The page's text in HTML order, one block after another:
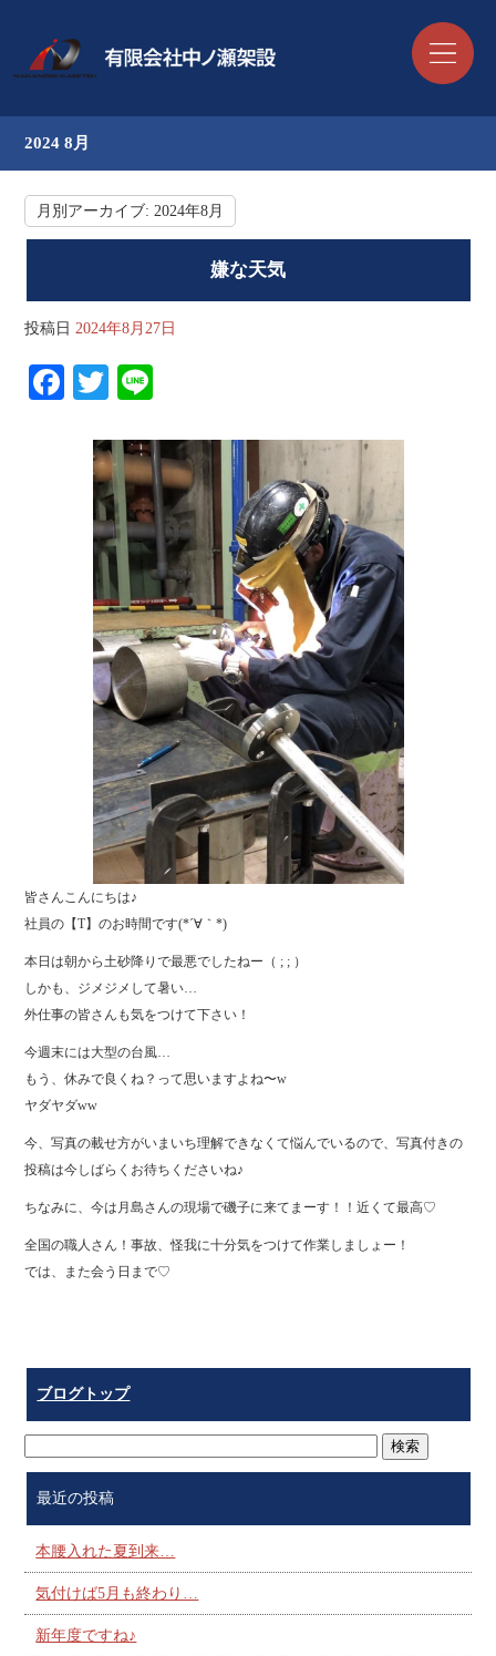
2024 8月
月別アーカイブ:2024年8月
嫌な天気
投稿日 2024年8月27日
Fa
bo
ok
T
tte
r
皆さんこんにちは♪
社員の【T】のお時間です(*´∀｀*)
本日は朝から土砂降りで最悪でしたねー（ ; ; ）
しかも、ジメジメして暑い…
外仕事の皆さんも気をつけて下さい！
今週末には大型の台風…
もう、休みで良くね？って思いますよね〜w
ヤダヤダww
今、写真の載せ方がいまいち理解できなくて悩んでいるので、写真付きの
投稿は今しばらくお待ちくださいね♪
ちなみに、今は月島さんの現場で磯子に来てまーす！！近くて最高♡
全国の職人さん！事故、怪我に十分気をつけて作業しましょー！
では、また会う日まで♡
ブログトップ
最近の投稿
本腰入れた夏到来…
気付けば5月も終わり…
新年度ですね♪